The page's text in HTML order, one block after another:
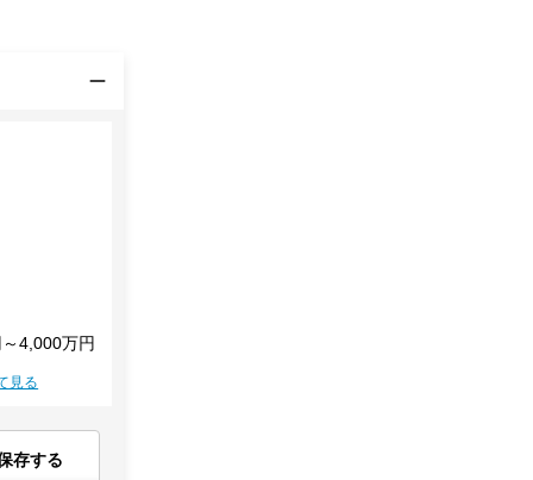
4,000万円
見る
存する